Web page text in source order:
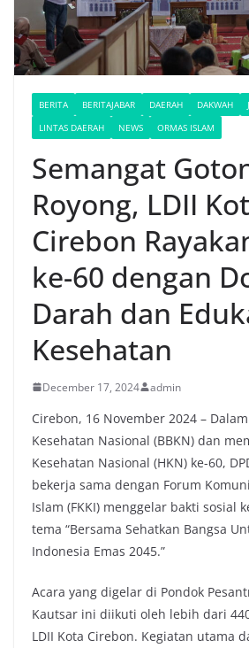
BERITA BERITAJABAR DAERAH DAKWAH
LINTAS DAERAH
NEWS ORMAS ISLAM
Semangat
Royong, LDII
Cirebon
ke-60 dengan
Darah dan
Kesehatan
December 17, 2024 admin
Cirebon, 16 November 2024 –
Kesehatan Nasional (BBKN) dan
Kesehatan Nasional (HKN) ke-60,
bekerja sama dengan Forum
Islam (FKKI) menggelar bakti sosial
tema “Bersama Sehatkan Bangsa
Indonesia Emas 2045.”
Acara yang digelar di Pondok
Kautsar ini diikuti oleh lebih dari
LDII Kota Cirebon. Kegiatan utama